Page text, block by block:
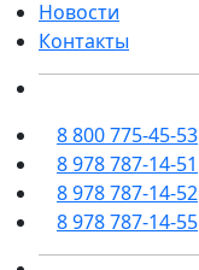
Новости
Контакты
8 800 775-45-53
8 978 787-14-51
8 978 787-14-52
8 978 787-14-55